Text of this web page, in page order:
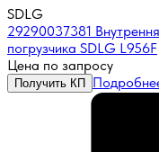
SDLG
29290037381
погрузчика SDLG L956F
Цена по запросу
Получить КП